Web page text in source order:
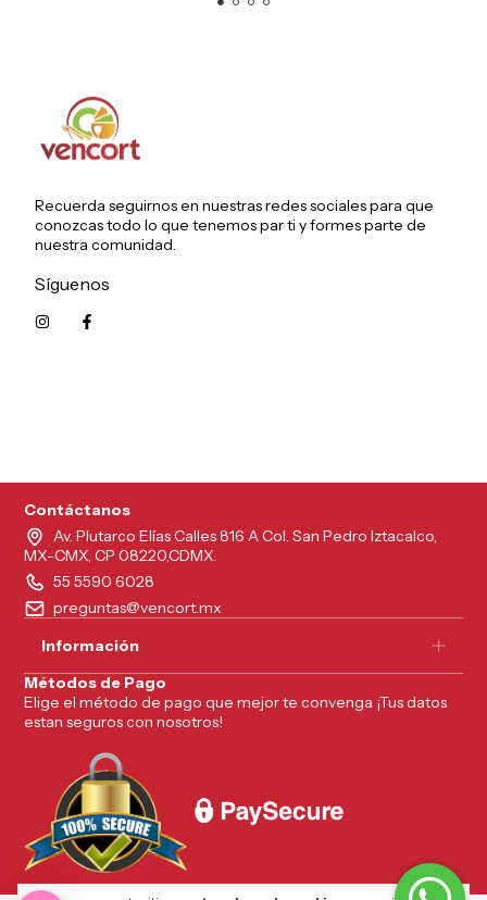
Recuerda seguirnos en nuestras redes sociales para que
conozcas todo lo que tenemos par ti y formes parte de
nuestra comunidad.
Síguenos
Contáctanos
Av. Plutarco Elías Calles 816 A Col. San Pedro Iztacalco,
MX-CMX, CP 08220,CDMX.
55 5590 6028
preguntas@vencort.mx
Información
Métodos de Pago
Elige el método de pago que mejor te convenga ¡Tus datos
estan seguros con nosotros!